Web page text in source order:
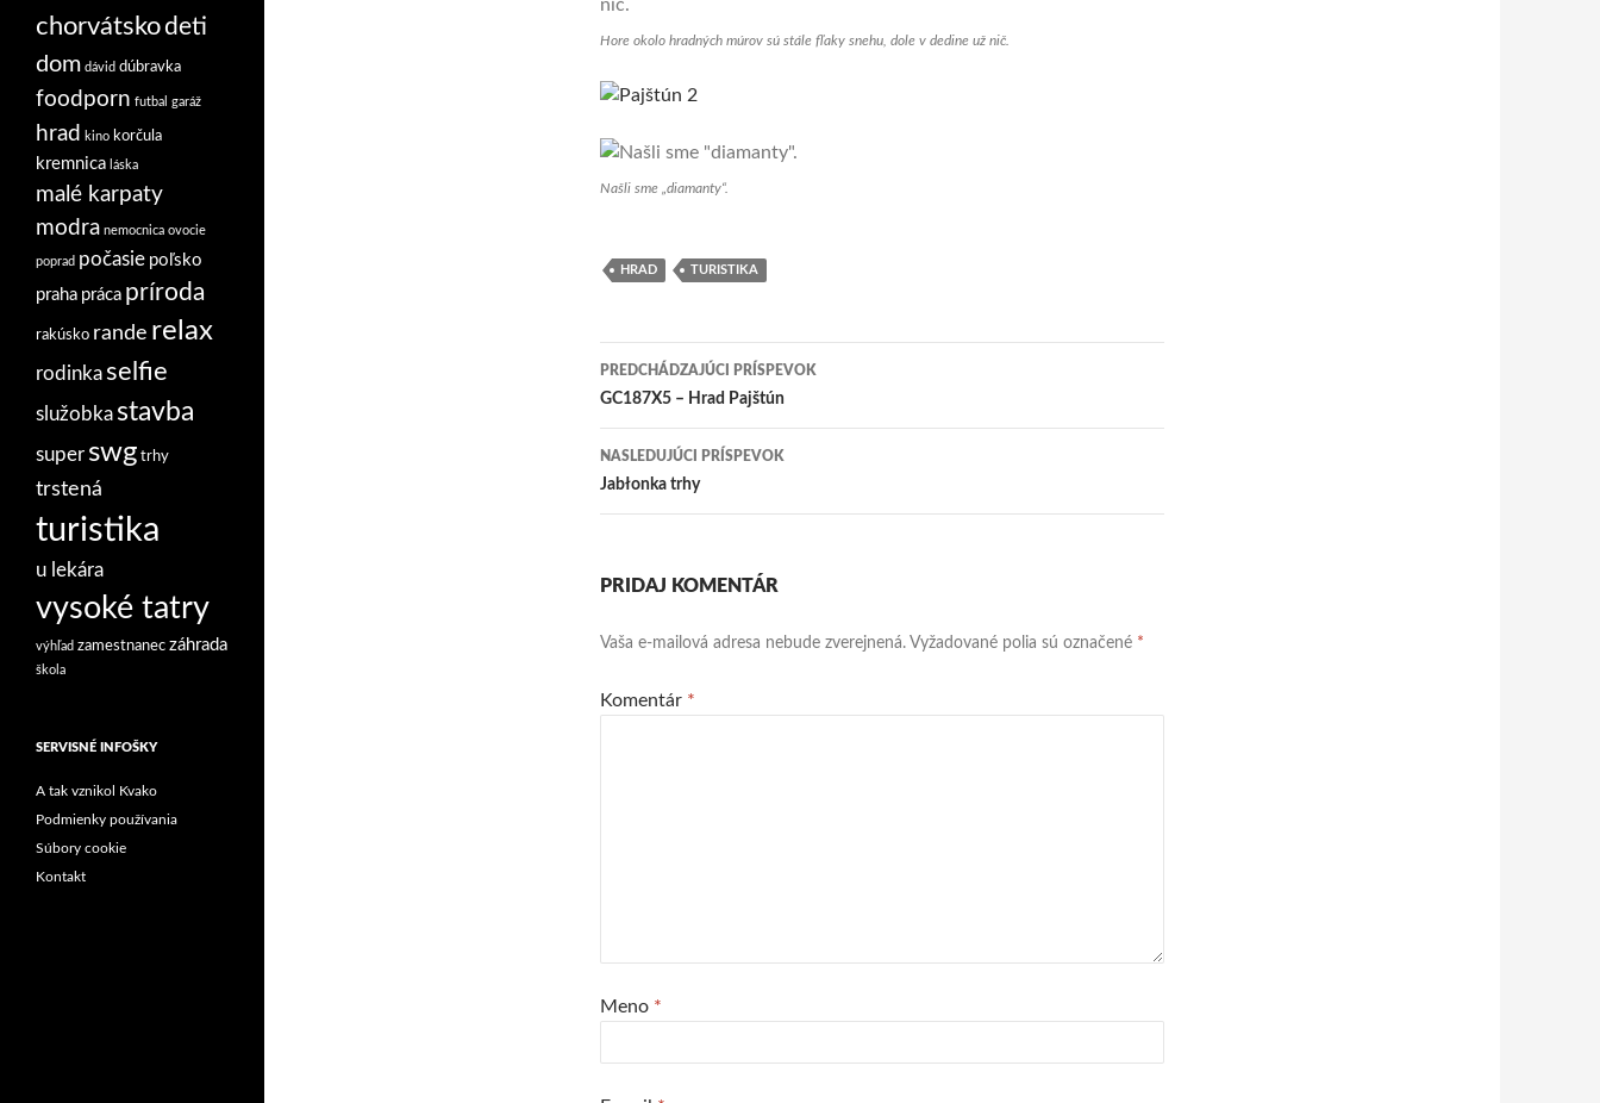
Hore okolo hradných múrov sú stále fľaky snehu, dole v dedine už nič.
Našli sme „diamanty“.
HRAD TURISTIKA
Navigácia
článkami
PREDCHÁDZAJÚCI PRÍSPEVOK
GC187X5 – Hrad Pajštún
NASLEDUJÚCI PRÍSPEVOK
Jabłonka trhy
PRIDAJ KOMENTÁR
Vaša e-mailová adresa nebude zverejnená. Vyžadované polia sú označené *
Komentár *
Meno *
chorvátskodeti
dom dávid dúbravka
foodporn futbal garáž
hrad kino korčula
kremnica láska
malé karpaty
modra nemocnica ovocie
poprad počasie poľsko
praha práca príroda
rakúsko rande relax
rodinka selfie
služobka stavba
super swg trhy
trstená
turistika
u lekára
vysoké tatry
výhľad zamestnanec záhrada
škola
SERVISNÉ INFOŠKY
A tak vznikol Kvako
Podmienky používania
Súbory cookie
Kontakt